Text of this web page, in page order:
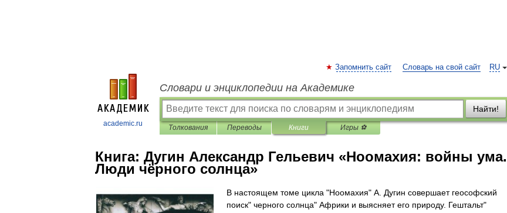
academic.ru
RU
Запомнить сайт Словарь на свой сайт
Словари и энциклопедии на Академике
Найти!
Толкования Переводы Книги Игры ⚽
Книга: Дугин Александр Гельевич «Ноомахия: войны ума.
Люди чёрного солнца»
В настоящем томе цикла "Ноомахия" А. Дугин совершает геософский
поиск" черного солнца" Африки и выясняет его природу. Гештальт"